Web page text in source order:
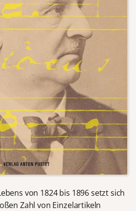
von 1824 bis 1896 setzt sich
Zahl von Einzelartikeln